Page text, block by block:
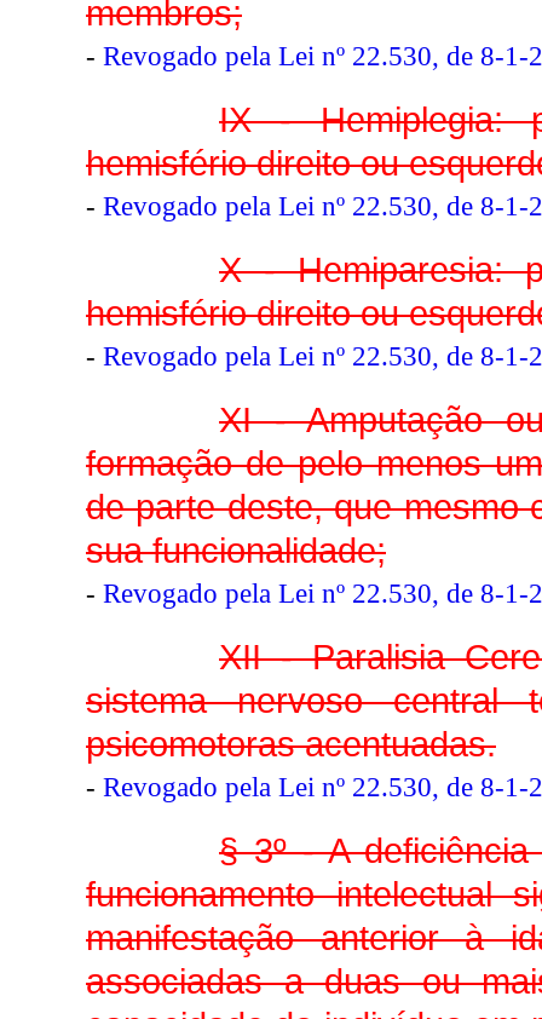
membros;
- Revogado pela Lei nº 22.530, de 8-1-
IX - Hemiplegia:
hemisfério direito ou
- Revogado pela Lei nº 22.530, de 8-1-
X - Hemiparesia:
hemisfério direito ou
- Revogado pela Lei nº 22.530, de 8-1-
XI - Amputação
formação de pelo menos
de parte deste, que mesmo
sua funcionalidade;
- Revogado pela Lei nº 22.530, de 8-1-
XII - Paralisia
sistema nervoso central
psicomotoras acentuadas.
- Revogado pela Lei nº 22.530, de 8-1-
§ 3º - A
funcionamento intelectual
manifestação anterior à
associadas a duas ou